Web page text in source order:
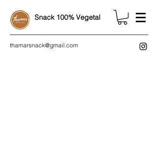
Snack 100% Vegetal
thamarsnack@gmail.com